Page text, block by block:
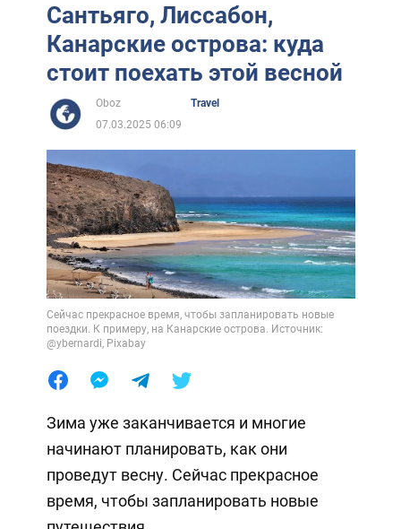
Сантьяго, Лиссабон,
Канарские острова: куда
стоит поехать этой весной
Oboz
Travel
07.03.2025 06:09
Сейчас прекрасное время, чтобы запланировать новые
поездки. К примеру, на Канарские острова. Источник:
@ybernardi, Pixabay
Зима уже заканчивается и многие
начинают планировать, как они
проведут весну. Сейчас прекрасное
время, чтобы запланировать новые